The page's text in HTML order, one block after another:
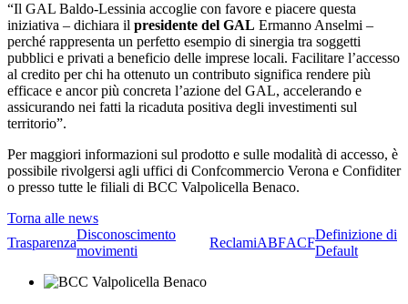
“Il GAL Baldo-Lessinia accoglie con favore e piacere questa
iniziativa – dichiara il presidente del GAL Ermanno Anselmi –
perché rappresenta un perfetto esempio di sinergia tra soggetti
pubblici e privati a beneficio delle imprese locali. Facilitare l’accesso
al credito per chi ha ottenuto un contributo significa rendere più
efficace e ancor più concreta l’azione del GAL, accelerando e
assicurando nei fatti la ricaduta positiva degli investimenti sul
territorio”.
Per maggiori informazioni sul prodotto e sulle modalità di accesso, è
possibile rivolgersi agli uffici di Confcommercio Verona e Confiditer
o presso tutte le filiali di BCC Valpolicella Benaco.
Torna alle news
Trasparenza
Disconoscimento
movimenti
ReclamiABFACF
Definizione di
Default